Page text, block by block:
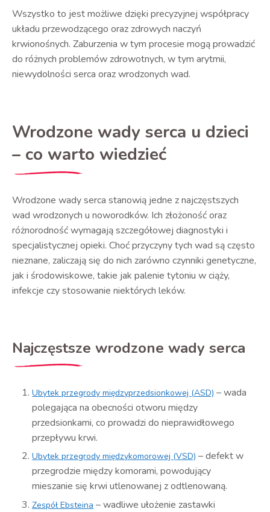
Wszystko to jest możliwe dzięki precyzyjnej współpracy
układu przewodzącego oraz zdrowych naczyń
krwionośnych. Zaburzenia w tym procesie mogą prowadzić
do różnych problemów zdrowotnych, w tym arytmii,
niewydolności serca oraz wrodzonych wad.
Wrodzone wady serca u dzieci
– co warto wiedzieć
Wrodzone wady serca stanowią jedne z najczęstszych
wad wrodzonych u noworodków. Ich złożoność oraz
różnorodność wymagają szczegółowej diagnostyki i
specjalistycznej opieki. Choć przyczyny tych wad są często
nieznane, zaliczają się do nich zarówno czynniki genetyczne,
jak i środowiskowe, takie jak palenie tytoniu w ciąży,
infekcje czy stosowanie niektórych leków.
Najczęstsze wrodzone wady serca
Ubytek przegrody międzyprzedsionkowej (ASD) – wada
polegająca na obecności otworu między
przedsionkami, co prowadzi do nieprawidłowego
przepływu krwi.
Ubytek przegrody międzykomorowej (VSD) – defekt w
przegrodzie między komorami, powodujący
mieszanie się krwi utlenowanej z odtlenowaną.
Zespół Ebsteina – wadliwe ułożenie zastawki